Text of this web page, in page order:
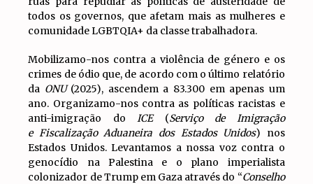
todos os governos, que afetam mais as mulheres e
comunidade LGBTQIA+ da classe trabalhadora.
Mobilizamo-nos contra a violência de género e os
crimes de ódio que, de acordo com o último relatório
da ONU(2025), ascendem a 83.300 em apenas um
ano. Organizamo-nos contra as políticas racistas e
anti-imigração do ICE(Serviço de Imigração
e Fiscalização Aduaneira dos Estados Unidos) nos
Estados Unidos. Levantamos a nossa voz contra o
genocídio na Palestina e o plano imperialista
colonizador de Trump em Gaza através do “Conselho